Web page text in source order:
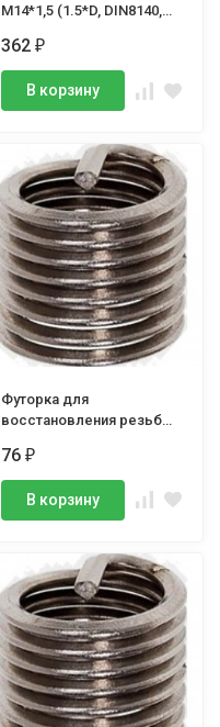
М14*1,5 (1.5*D, DIN8140,
362₽
В корзину
Футорка для
восстановления резьбы
76₽
В корзину